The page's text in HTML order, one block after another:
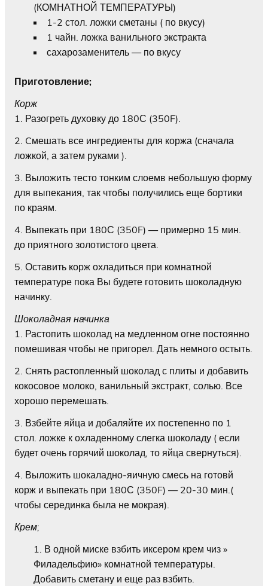
(КОМНАТНОЙ ТЕМПЕРАТУРЫ)
1-2 стол. ложки сметаны ( по вкусу)
1 чайн. ложка ванильного экстракта
сахарозаменитель — по вкусу
Приготовление;
Корж
1. Разогреть духовку до 180С (350F).
2. Cмешать все ингредиенты для коржа (сначала
ложкой, а затем руками ).
3. Выложить тесто тонким слоемв небольшую форму
для выпекания, так чтобы получились еще бортики
по краям.
4. Выпекать при 180С (350F) — примерно 15 мин.
до приятного золотистого цвета.
5. Оставить корж охладиться при комнатной
температуре пока Вы будете готовить шоколадную
начинку.
Шоколадная начинка
1. Растопить шоколад на медленном огне постоянно
помешивая чтобы не пригорел. Дать немного остыть.
2. Cнять растопленный шоколад с плиты и добавить
кокосовое молоко, ванильный экстракт, солью. Все
хорошо перемешать.
3. Взбейте яйца и добаляйте их постепенно по 1
стол. ложке к охладенному слегка шоколаду ( если
будет очень горячий шоколад, то яйца свернуться).
4. Выложить шокаладно-яичную смесь на готовй
корж и выпекать при 180С (350F) — 20-30 мин.(
чтобы серединка была не мокрая).
Крем;
В одной миске взбить иксером крем чиз »
Филадельфию» комнатной температуры.
Добавить сметану и еще раз взбить.